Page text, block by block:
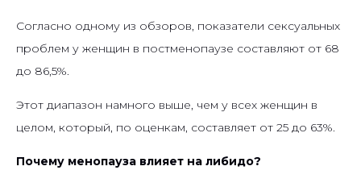
Согласно одному из обзоров, показатели сексуальных
проблем у женщин в постменопаузе составляют от 68
до 86,5%.
Этот диапазон намного выше, чем у всех женщин в
целом, который, по оценкам, составляет от 25 до 63%.
Почему менопауза влияет на либидо?